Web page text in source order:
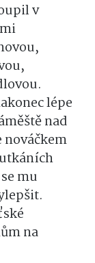
v
lépe
nad
nováčkem
mu
na